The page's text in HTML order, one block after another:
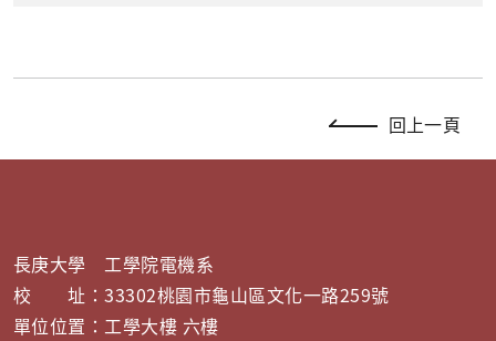
回上一頁
長庚大學 工學院電機系
校 址：33302桃園市龜山區文化一路259號
單位位置：工學大樓 六樓